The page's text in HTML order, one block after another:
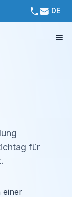
DE
für
einer